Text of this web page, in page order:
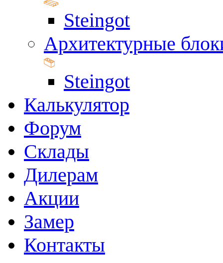
Steingot
Архитектурные
Steingot
Калькулятор
Форум
Склады
Дилерам
Акции
Замер
Контакты